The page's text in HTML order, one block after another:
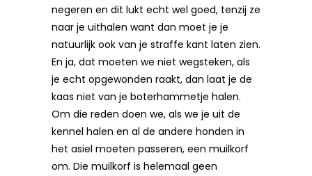
negeren en dit lukt echt wel goed, tenzij ze
naar je uithalen want dan moet je je
natuurlijk ook van je straffe kant laten zien.
En ja, dat moeten we niet wegsteken, als
je echt opgewonden raakt, dan laat je de
kaas niet van je boterhammetje halen.
Om die reden doen we, als we je uit de
kennel halen en al de andere honden in
het asiel moeten passeren, een muilkorf
om. Die muilkorf is helemaal geen